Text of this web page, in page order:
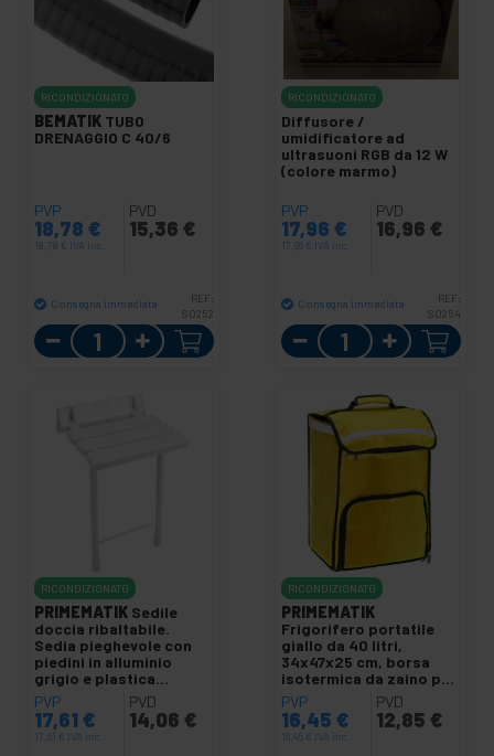
RICONDIZIONATO
BEMATIK TUBO
DRENAGGIO C 40/6
PVP
18,78 €
18,78 € IVA inc.
PVD
15,36 €
Consegna immediata
REF:
S0252
Quantità
RICONDIZIONATO
Diffusore /
umidificatore ad
ultrasuoni RGB da 12 W
(colore marmo)
PVP
17,96 €
17,96 € IVA inc.
PVD
16,96 €
Consegna immediata
REF:
S0254
Quantità
RICONDIZIONATO
PRIMEMATIK Sedile
doccia ribaltabile.
Sedia pieghevole con
piedini in alluminio
grigio e plastica
320x328mm
PVP
17,61 €
17,61 € IVA inc.
PVD
14,06 €
RICONDIZIONATO
PRIMEMATIK
Frigorifero portatile
giallo da 40 litri,
34x47x25 cm, borsa
isotermica da zaino per
picnic, campeggio,
spiaggia, consegna di
cibo in moto o in
bicicletta
PVP
16,45 €
16,45 € IVA inc.
PVD
12,85 €